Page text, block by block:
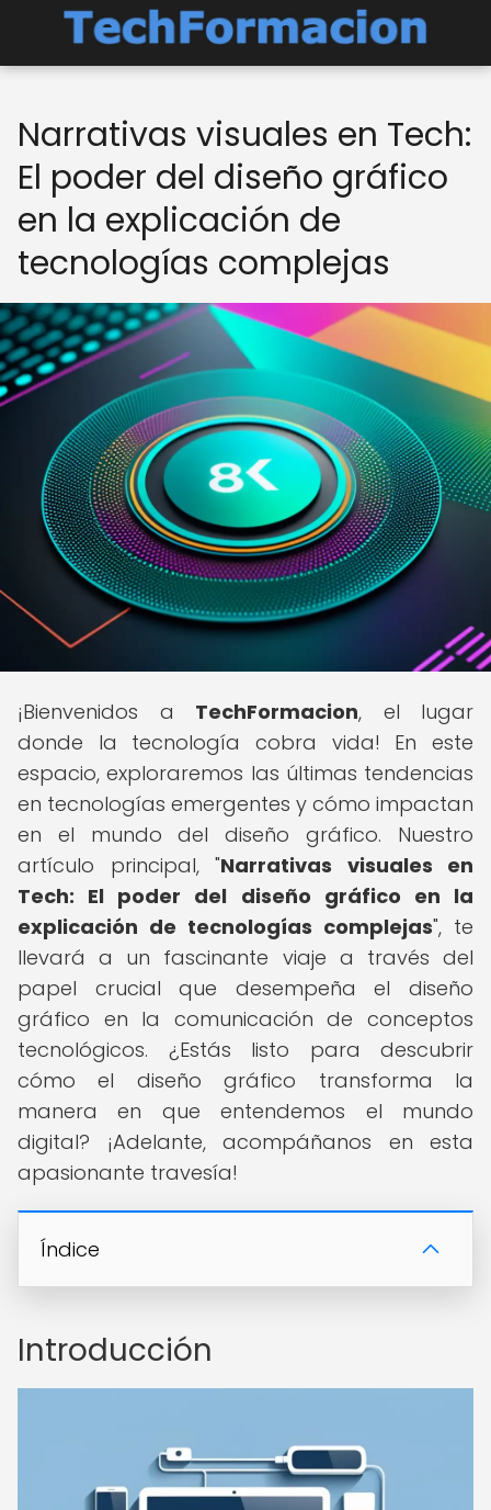
Narrativas visuales en Tech:
El poder del diseño gráfico
en la explicación de
tecnologías complejas
¡Bienvenidos a TechFormacion, el lugar
donde la tecnología cobra vida! En este
espacio, exploraremos las últimas tendencias
en tecnologías emergentes y cómo impactan
en el mundo del diseño gráfico. Nuestro
artículo principal, "Narrativas visuales en
Tech: El poder del diseño gráfico en la
explicación de tecnologías complejas", te
llevará a un fascinante viaje a través del
papel crucial que desempeña el diseño
gráfico en la comunicación de conceptos
tecnológicos. ¿Estás listo para descubrir
cómo el diseño gráfico transforma la
manera en que entendemos el mundo
digital? ¡Adelante, acompáñanos en esta
apasionante travesía!
Índice
Introducción